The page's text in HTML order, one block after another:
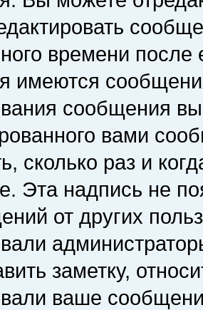
времени
имеются
сообщения
вами
сколько раз и
Эта надпись не
от других
заметку,
ваше